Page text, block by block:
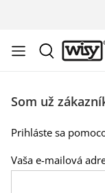
Som už
Prihláste sa
Vaša e-mailová